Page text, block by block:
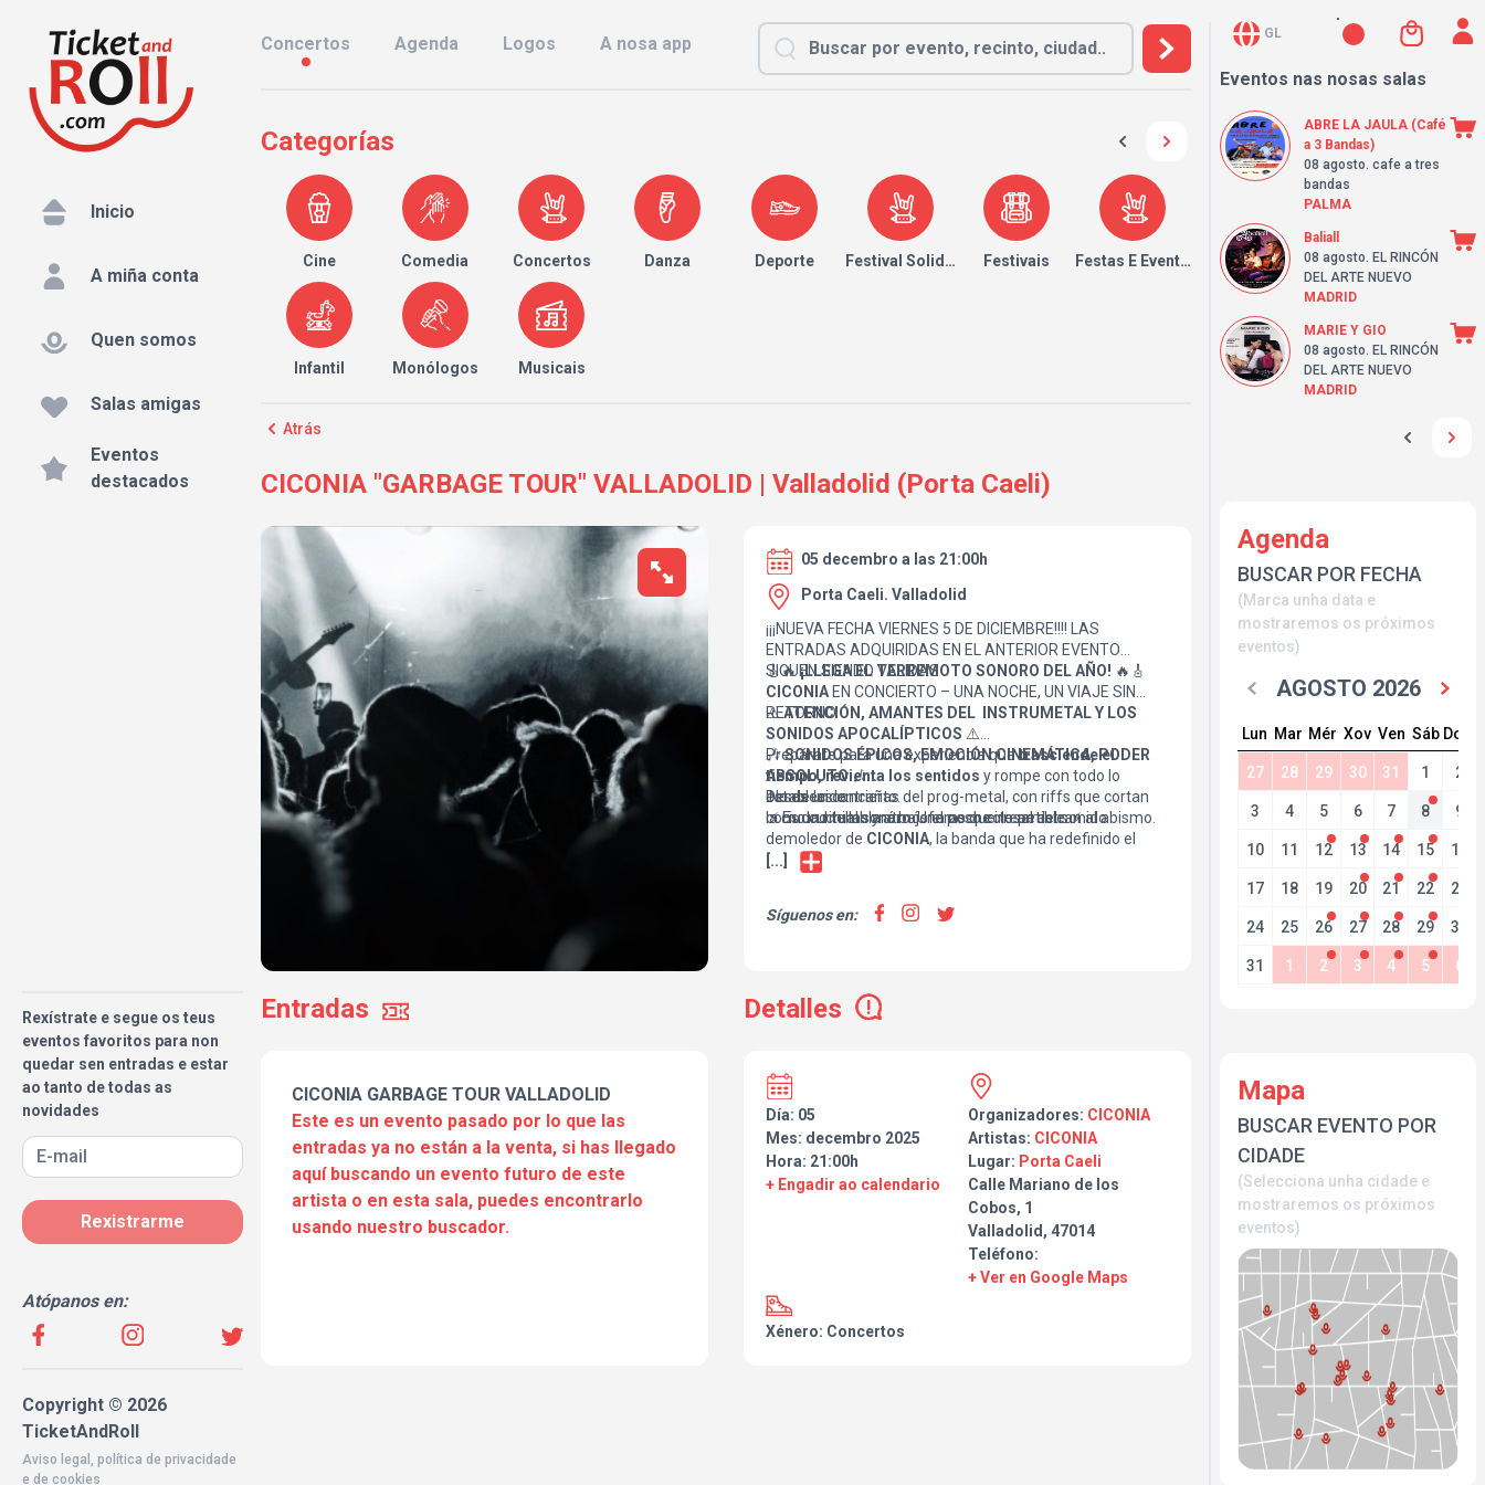
Inicio
A miña conta
Quen somos
Salas amigas
Eventos
destacados
Rexístrate e segue os teus
eventos favoritos para non
quedar sen entradas e estar
ao tanto de todas as
novidades
Rexistrarme
Atópanos en:
Copyright © 2026
TicketAndRoll
Aviso legal , política de privacidade
e de cookies
Concertos Agenda Logos A nosa app
Categorías
Cine Comedia Concertos Danza Deporte Festival Solidario Festivais Festas E Eventos
Infantil Monólogos Musicais
Atrás
CICONIA "GARBAGE TOUR" VALLADOLID | Valladolid (Porta Caeli)
05 decembro a las 21:00h
Porta Caeli. Valladolid
¡¡¡NUEVA FECHA VIERNES 5 DE DICIEMBRE!!!! LAS
ENTRADAS ADQUIRIDAS EN EL ANTERIOR EVENTO
SIGUEN SIENDO VALIDAS
🎸🔥¡LLEGA EL TERREMOTO SONORO DEL AÑO! 🔥🎸
CICONIA EN CONCIERTO – UNA NOCHE, UN VIAJE SIN
RETORNO
⚠️ATENCIÓN, AMANTES DEL INSTRUMETAL Y LOS
SONIDOS APOCALÍPTICOS ⚠️
Prepárate para una experiencia quetrasciende el
tiempo, revienta los sentidos y rompe con todo lo
establecido.
la ciudad temblará bajo el peso colosal del sonido
demoledor de CICONIA, la banda que ha redefinido el
metal instrumental con una fuerza que arrasa escenarios
🎶SONIDOS ÉPICOS, EMOCIÓN CINEMÁTICA, PODER
ABSOLUTO🎶
Desde las entrañas del prog-metal, con riffs que cortan
como cuchillas y atmósferas que te arrastran al abismo.
No es un concierto.
⚡️ Es un ritual sonoro. Una noche irrepetible. ⚡️
[...]
Síguenos en:
Entradas Detalles
CICONIA GARBAGE TOUR VALLADOLID
Este es un evento pasado por lo que las
entradas ya no están a la venta, si has llegado
aquí buscando un evento futuro de este
artista o en esta sala, puedes encontrarlo
usando nuestro buscador.
Día: 05
Mes: decembro 2025
Hora: 21:00h
+ Engadir ao calendario
Organizadores: CICONIA
Artistas: CICONIA
Lugar: Porta Caeli
Calle Mariano de los
Cobos, 1
Valladolid, 47014
Teléfono:
+ Ver en Google Maps
Xénero: Concertos
GL
Eventos nas nosas salas
ABRE LA JAULA (Café
a 3 Bandas)
08 agosto. cafe a tres
bandas
PALMA
Baliall
08 agosto. EL RINCÓN
DEL ARTE NUEVO
MADRID
MARIE Y GIO
08 agosto. EL RINCÓN
DEL ARTE NUEVO
MADRID
Agenda
BUSCAR POR FECHA
(Marca unha data e
mostraremos os próximos
eventos)
AGOSTO 2026
Lun Mar Mér Xov Ven Sáb Dom
27 28 29 30 31 1 2
3 4 5 6 7 8 9
10 11 12 13 14 15 16
17 18 19 20 21 22 23
24 25 26 27 28 29 30
31 1 2 3 4 5 6
Mapa
BUSCAR EVENTO POR
CIDADE
(Selecciona unha cidade e
mostraremos os próximos
eventos)